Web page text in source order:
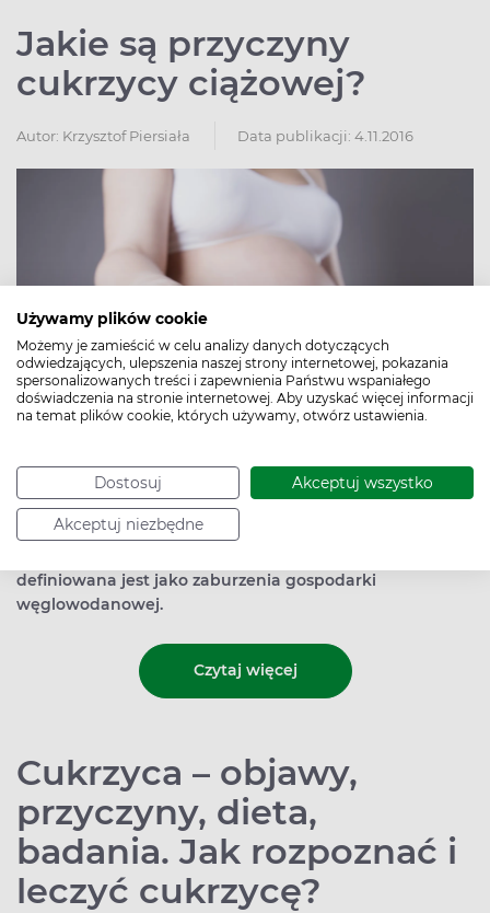
Używamy plików cookie
Możemy je zamieścić w celu analizy danych dotyczących
odwiedzających, ulepszenia naszej strony internetowej, pokazania
spersonalizowanych treści i zapewnienia Państwu wspaniałego
doświadczenia na stronie internetowej. Aby uzyskać więcej informacji
na temat plików cookie, których używamy, otwórz ustawienia.
Dostosuj Akceptuj wszystko
Akceptuj niezbędne
Jakie są przyczyny
cukrzycy ciążowej?
Autor: Krzysztof Piersiała Data publikacji: 4.11.2016
Cukrzyca to grupa zaburzeń metabolicznych, których
skutkiem jest hiperglikemia, czyli zbyt wysoki poziom
definiowana jest jako zaburzenia gospodarki
węglowodanowej.
Czytaj więcej
Cukrzyca – objawy,
przyczyny, dieta,
badania. Jak rozpoznać i
leczyć cukrzycę?